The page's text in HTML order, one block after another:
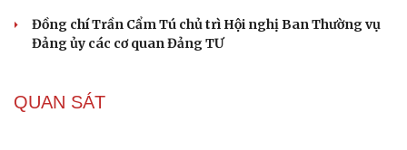
Đồng chí Trần Cẩm Tú chủ trì Hội nghị Ban Thường vụ
Đảng ủy các cơ quan Đảng TƯ
QUAN SÁT